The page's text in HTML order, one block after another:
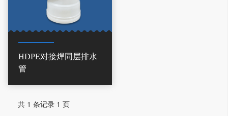
HDPE对接焊同层排水
管
共 1 条记录 1 页